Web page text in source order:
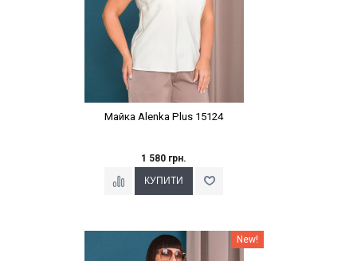
Майка Alenka Plus 15124
1 580 грн.
Наклейки Варіант з % New!